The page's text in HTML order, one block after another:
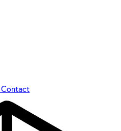
Contact